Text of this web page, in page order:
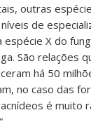
outras
de
espécie X do
São relações
há 50
no caso das
é muito